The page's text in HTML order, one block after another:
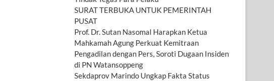
SURAT TERBUKA UNTUK PEMERINTAH
PUSAT
Prof. Dr. Sutan Nasomal Harapkan Ketua
Mahkamah Agung Perkuat Kemitraan
Pengadilan dengan Pers, Soroti Dugaan Insiden
di PN Watansoppeng
Sekdaprov Marindo Ungkap Fakta Status